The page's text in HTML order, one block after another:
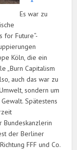
Es war zu
for Future“-
Köln, die ein
„Burn Capitalism
auch das war zu
sondern um
Spätestens
Bundeskanzlerin
der Berliner
FFF und Co.